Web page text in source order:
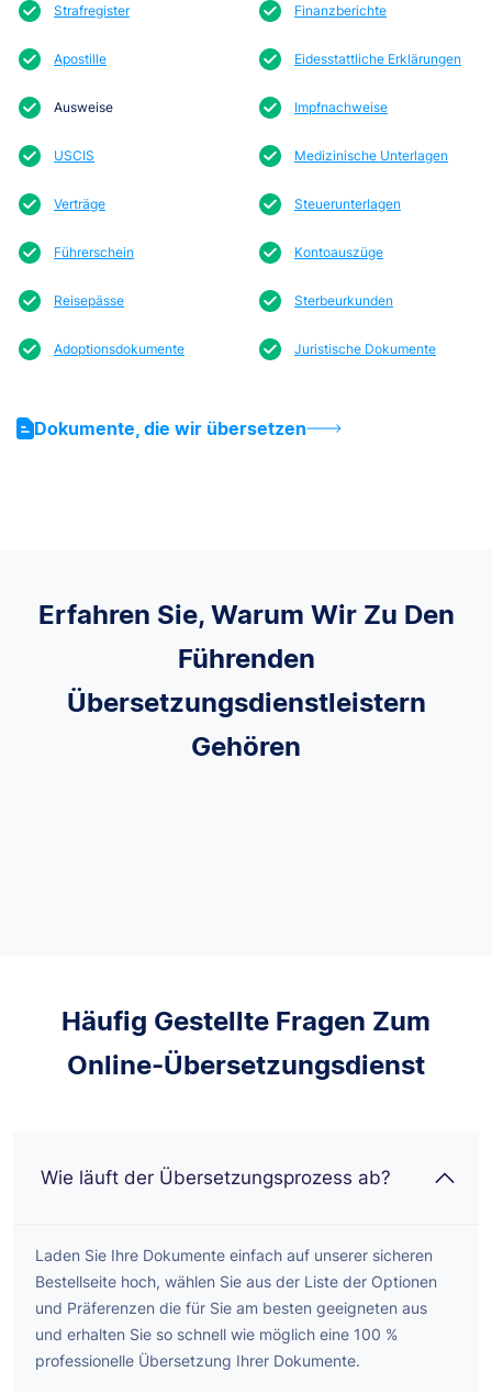
Strafregister Finanzberichte
Apostille Eidesstattliche Erklärungen
Ausweise Impfnachweise
USCIS Medizinische Unterlagen
Verträge Steuerunterlagen
Führerschein Kontoauszüge
Reisepässe Sterbeurkunden
Adoptionsdokumente Juristische Dokumente
Dokumente, die wir übersetzen
Erfahren Sie, Warum Wir Zu Den
Führenden
Übersetzungsdienstleistern
Gehören
Häufig Gestellte Fragen Zum
Online-Übersetzungsdienst
Wie läuft der Übersetzungsprozess ab?
Laden Sie Ihre Dokumente einfach auf unserer sicheren
Bestellseite hoch, wählen Sie aus der Liste der Optionen
und Präferenzen die für Sie am besten geeigneten aus
und erhalten Sie so schnell wie möglich eine 100 %
professionelle Übersetzung Ihrer Dokumente.